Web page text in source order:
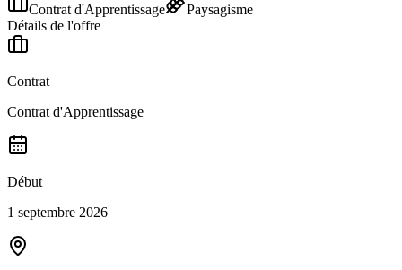
Contrat d'Apprentissage
Paysagisme
Détails de l'offre
Contrat
Contrat d'Apprentissage
Début
1 septembre 2026